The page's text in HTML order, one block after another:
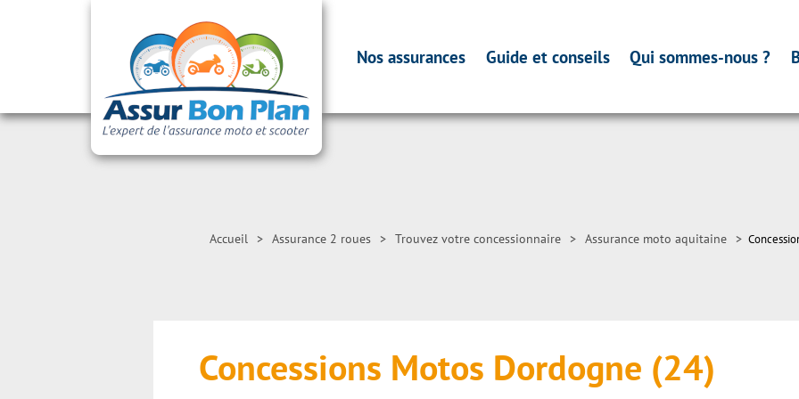
Nos assurances Guide et conseils Qui sommes-nous ?
Accueil > Assurance 2 roues > Trouvez votre concessionnaire > Assurance moto aquitaine >
Concessions Motos Dordogne (24)